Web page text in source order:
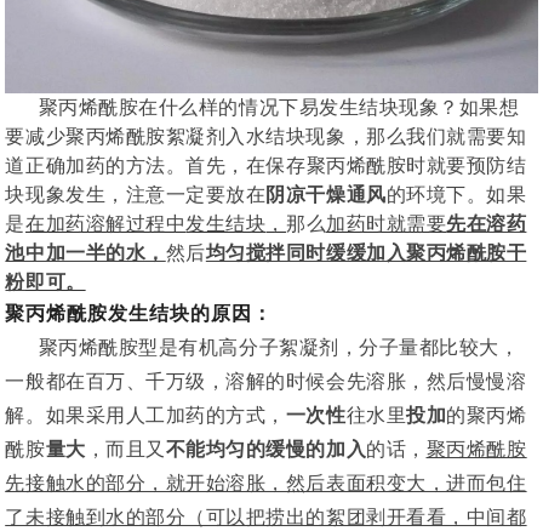
聚丙烯酰胺在什么样的情况下易发生结块现象？如果想
要减少聚丙烯酰胺絮凝剂入水结块现象，那么我们就需要知
道正确加药的方法。首先， 在保存聚丙烯酰胺时就要预防结
块现象发生，注意一定要放在 阴凉干燥通风的环境下。如果
是在加药溶解过程中发生结块 ， 那么加药时就需要先在溶药
池中加一半的水， 然后均匀搅拌同时缓缓加入聚丙烯酰胺干
粉即可。
聚丙烯酰胺发生结块的原因：
聚丙烯酰胺型是有机高分子絮凝剂，分子量都比较大，
一般都在百万、千万级，溶解的时候会先溶胀，然后慢慢溶
解。如果采用人工加药的方式， 一次性往水里投加的聚丙烯
酰胺量大 ，而且又 不能均匀的缓慢的加入的话， 聚丙烯酰胺
先接触水的部分，就开始溶胀，然后表面积变大，进而包住
了未接触到水的部分（可以把捞出的絮团剥开看看，中间都